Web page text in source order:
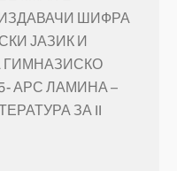
ШИФРА
ЈАЗИК И
ГИМНАЗИСКО
АРС ЛАМИНА –
ЗА II